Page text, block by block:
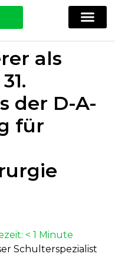
als
der D-A-
für
< 1 Minute
Schulterspezialist